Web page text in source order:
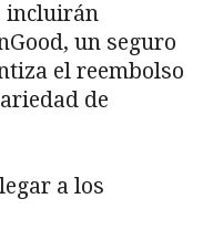
incluirán
un seguro
el reembolso
de
a los